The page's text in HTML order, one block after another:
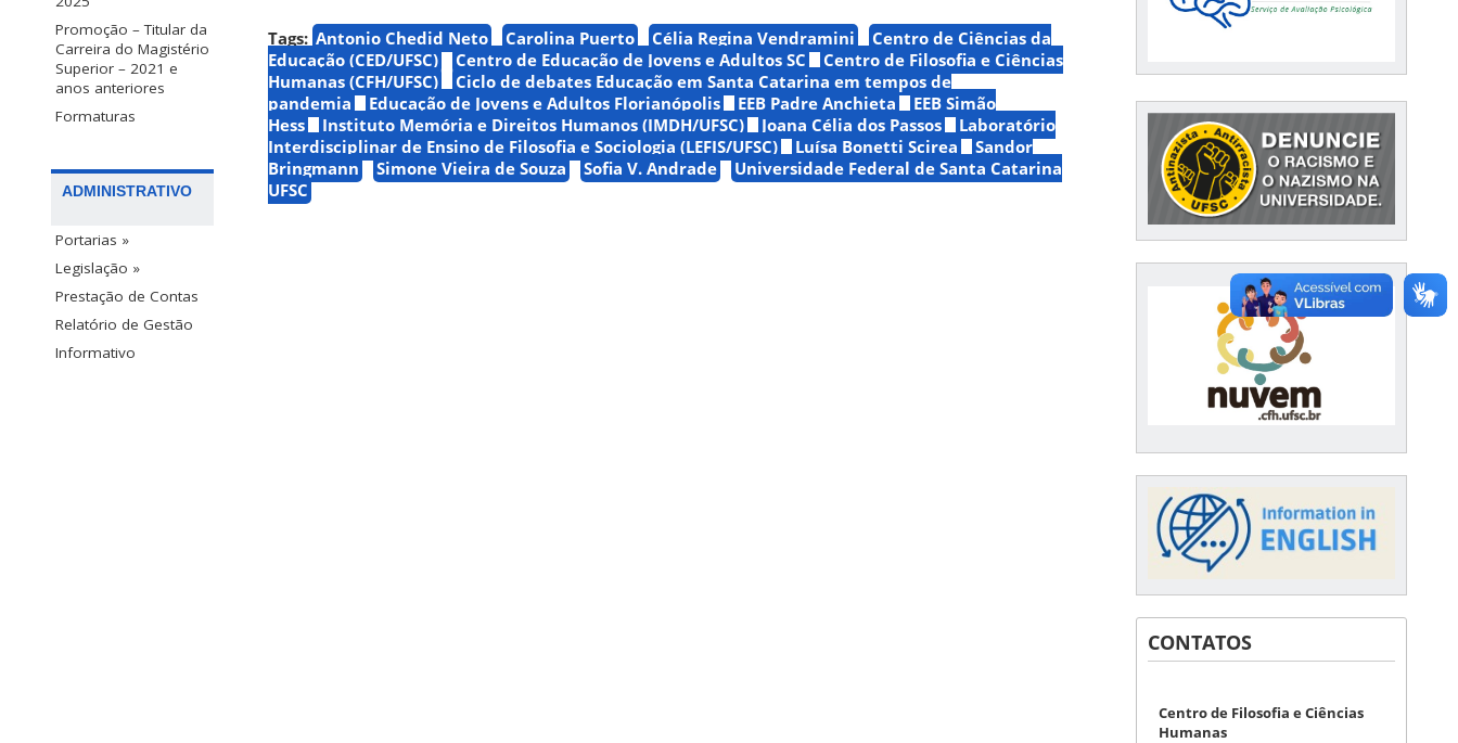
Promoção – Titular da
Carreira do Magistério
Superior – 2021 e
anos anteriores
Formaturas
ADMINISTRATIVO
Portarias »
Legislação »
Prestação de Contas
Relatório de Gestão
Informativo
Tags: Antonio Chedid Neto Carolina Puerto Célia Regina Vendramini
Centro de Ciências da
Educação (CED/UFSC)
Centro de Educação de Jovens e Adultos SC
Centro de Filosofia e Ciências
Humanas (CFH/UFSC)
Ciclo de debates Educação em Santa Catarina em tempos de
pandemia
Educação de Jovens e Adultos Florianópolis EEB Padre Anchieta
EEB Simão
Hess
Instituto Memória e Direitos Humanos (IMDH/UFSC) Joana Célia dos Passos
Laboratório
Interdisciplinar de Ensino de Filosofia e Sociologia (LEFIS/UFSC)
Luísa Bonetti Scirea
Sandor
Bringmann
Simone Vieira de Souza Sofia V. Andrade
Universidade Federal de Santa Catarina
UFSC
CONTATOS
Centro de Filosofia e Ciências
Humanas